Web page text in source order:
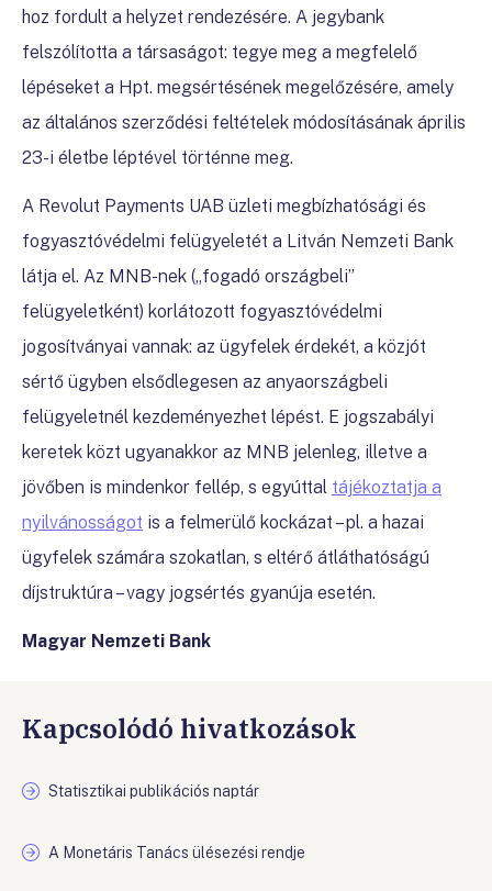
hoz fordult a helyzet rendezésére. A jegybank
felszólította a társaságot: tegye meg a megfelelő
lépéseket a Hpt. megsértésének megelőzésére, amely
az általános szerződési feltételek módosításának április
23-i életbe léptével történne meg.
A Revolut Payments UAB üzleti megbízhatósági és
fogyasztóvédelmi felügyeletét a Litván Nemzeti Bank
látja el. Az MNB-nek („fogadó országbeli”
felügyeletként) korlátozott fogyasztóvédelmi
jogosítványai vannak: az ügyfelek érdekét, a közjót
sértő ügyben elsődlegesen az anyaországbeli
felügyeletnél kezdeményezhet lépést. E jogszabályi
keretek közt ugyanakkor az MNB jelenleg, illetve a
jövőben is mindenkor fellép, s egyúttal tájékoztatja a
nyilvánosságot is a felmerülő kockázat – pl. a hazai
ügyfelek számára szokatlan, s eltérő átláthatóságú
díjstruktúra – vagy jogsértés gyanúja esetén.
Magyar Nemzeti Bank
Kapcsolódó hivatkozások
Statisztikai publikációs naptár
A Monetáris Tanács ülésezési rendje